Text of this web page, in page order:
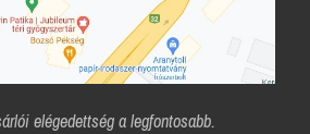
elégedettség a legfontosabb.